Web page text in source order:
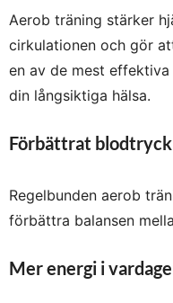
Aerob träning stärker
cirkulationen och gör
en av de mest
din långsiktiga hälsa.
Förbättrat
Regelbunden aerob
förbättra balansen
Mer energi i